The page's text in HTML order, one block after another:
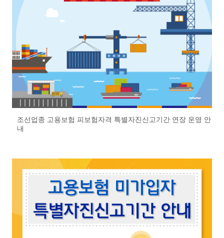
조선업종 고용보험 피보험자격 특별자진신고기간 연장 운영 안
내